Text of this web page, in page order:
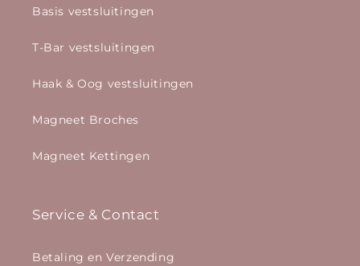
Basis vestsluitingen
T-Bar vestsluitingen
Haak & Oog vestsluitingen
Magneet Broches
Magneet Kettingen
Service & Contact
Betaling en Verzending